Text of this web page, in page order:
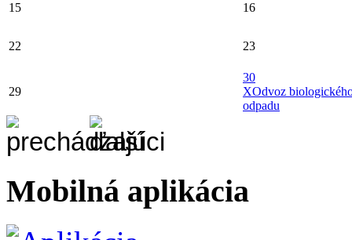
15 16
22 23
29
30
XOdvoz
odpadu
Mobilná aplikácia